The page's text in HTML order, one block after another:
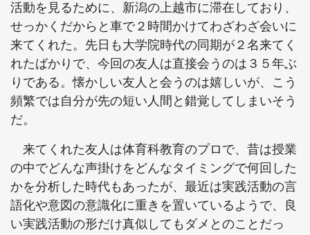
活動を見るために、新潟の上越市に滞在しており、
せっかくだからと車で２時間かけてわざわざ会いに
来てくれた。先日も大学院時代の同期が２名来てく
れたばかりで、今回の友人は直接会うのは３５年ぶ
りである。懐かしい友人と会うのは嬉しいが、こう
頻繁では自分が先の短い人間と錯覚してしまいそう
だ。
来てくれた友人は体育科教育のプロで、昔は授業
の中でどんな声掛けをどんなタイミングで何回した
かを分析した時代もあったが、最近は実践活動の言
語化や意図の意識化に重きを置いているようで、良
い実践活動の形だけ真似してもダメとのことだっ